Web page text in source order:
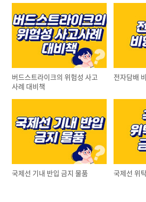
버드스트라이크의 위험성 사고
사례 대비책
전자담배
국제선 기내 반입 금지 물품 국제선 위